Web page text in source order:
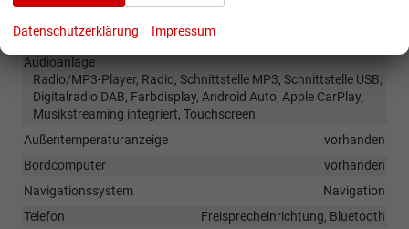
Infotainment & Kommunikation
Audioanlage
Radio/MP3-Player, Radio, Schnittstelle MP3, Schnittstelle USB,
Digitalradio DAB, Farbdisplay, Android Auto, Apple CarPlay,
Musikstreaming integriert, Touchscreen
Außentemperaturanzeige
vorhanden
Bordcomputer
vorhanden
Navigationssystem
Navigation
Telefon
Freisprecheinrichtung, Bluetooth
Datenschutzerklärung Impressum